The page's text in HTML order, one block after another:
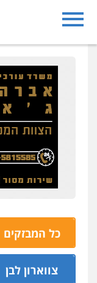
כל המבזקים
התחזה לאחר
צווארון לבן
ניצב שושן